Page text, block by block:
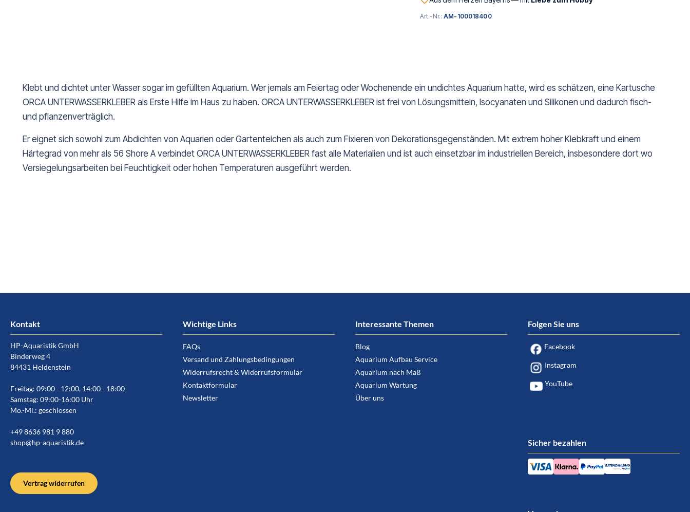
Art.-Nr.:AM-100018400
Klebt und dichtet unter Wasser sogar im gefüllten Aquarium. Wer jemals am Feiertag oder Wochenende ein undichtes Aquarium hatte, wird es schätzen, eine Kartusche
ORCA UNTERWASSERKLEBER als Erste Hilfe im Haus zu haben. ORCA UNTERWASSERKLEBER ist frei von Lösungsmitteln, Isocyanaten und Silikonen und dadurch fisch-
und pflanzenverträglich.
Er eignet sich sowohl zum Abdichten von Aquarien oder Gartenteichen als auch zum Fixieren von Dekorationsgegenständen. Mit extrem hoher Klebkraft und einem
Härtegrad von mehr als 56 Shore A verbindet ORCA UNTERWASSERKLEBER fast alle Materialien und ist auch einsetzbar im industriellen Bereich, insbesondere dort wo
Versiegelungsarbeiten bei Feuchtigkeit oder hohen Temperaturen ausgeführt werden.
Kontakt
HP-Aquaristik GmbH
Binderweg 4
84431 Heldenstein
Freitag: 09:00 - 12:00, 14:00 - 18:00
Samstag: 09:00-16:00 Uhr
Mo.-Mi.: geschlossen
+49 8636 981 9 880
shop@hp-aquaristik.de
Vertrag widerrufen
Wichtige Links
FAQs
Versand und Zahlungsbedingungen
Widerrufsrecht & Widerrufsformular
Kontaktformular
Newsletter
Interessante Themen
Blog
Aquarium Aufbau Service
Aquarium nach Maß
Aquarium Wartung
Über uns
Folgen Sie uns
Facebook
Instagram
YouTube
Sicher bezahlen